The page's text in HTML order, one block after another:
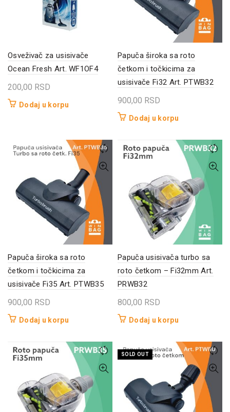
Osveživač za usisivače
Ocean Fresh Art. WF1OF4
200,00 RSD
Dodaj u korpu
Papuča široka sa roto
četkom i točkicima za
usisivače Fi32 Art. PTWB32
900,00 RSD
Dodaj u korpu
Papuča široka sa roto
četkom i točkicima za
usisivače Fi35 Art. PTWB35
900,00 RSD
Dodaj u korpu
Papuča usisivača turbo sa
roto četkom – Fi32mm Art.
PRWB32
800,00 RSD
Dodaj u korpu
SOLD OUT